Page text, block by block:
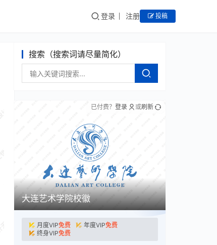
登录 注册 投稿
搜索（搜索词请尽量简化）
大连艺术学院校徽
月度VIP免费 年度VIP免费
终身VIP免费
已付费？ 登录 或刷新